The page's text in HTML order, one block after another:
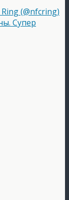
(@nfcring)
Супер